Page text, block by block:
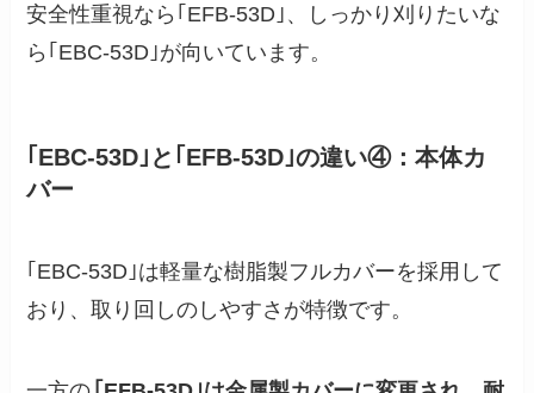
安全性重視なら｢EFB-53D｣、しっかり刈りたいな
ら｢EBC-53D｣が向いています。
｢EBC-53D｣と｢EFB-53D｣の違い④：本体カ
バー
｢EBC-53D｣は軽量な樹脂製フルカバーを採用して
おり、取り回しのしやすさが特徴です。